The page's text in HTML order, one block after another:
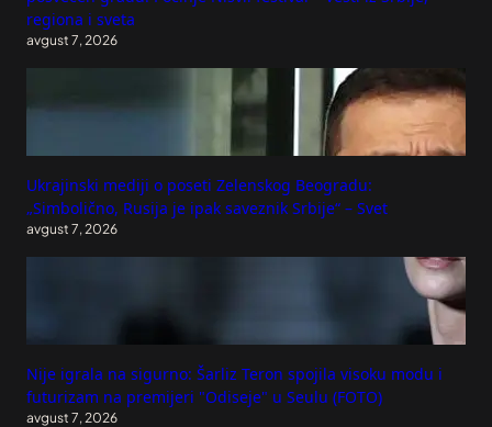
regiona i sveta
avgust 7, 2026
Ukrajinski mediji o poseti Zelenskog Beogradu:
„Simbolično, Rusija je ipak saveznik Srbije“ – Svet
avgust 7, 2026
Nije igrala na sigurno: Šarliz Teron spojila visoku modu i
futurizam na premijeri "Odiseje" u Seulu (FOTO)
avgust 7, 2026